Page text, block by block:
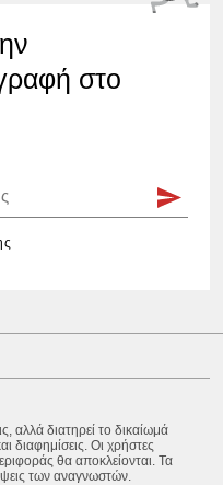
στο
αλλά διατηρεί το δικαίωμά
διαφημίσεις. Οι χρήστες
θα αποκλείονται. Τα
των αναγνωστών.